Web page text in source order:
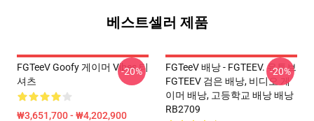
베스트셀러 제품
FGTeeV Goofy 게이머 Vibes 티
셔츠
₩3,651,700 - ₩4,202,900
-20%
FGTeeV 배낭 - FGTEEV. 유튜브
FGTEEV 검은 배낭, 비디오 게
이머 배낭, 고등학교 배낭 배낭
RB2709
-20%